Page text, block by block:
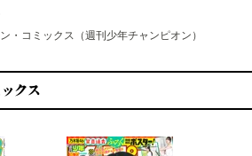
・コミックス（週刊少年チャンピオン）